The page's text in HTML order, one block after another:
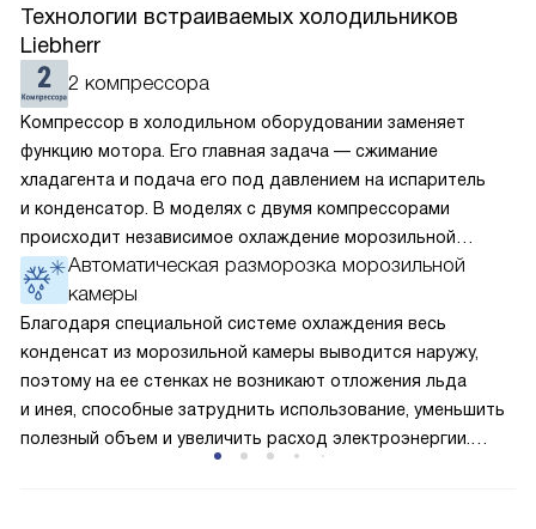
Технологии встраиваемых холодильников
Liebherr
2 компрессора
Компрессор в холодильном оборудовании заменяет
функцию мотора. Его главная задача — сжимание
хладагента и подача его под давлением на испаритель
и конденсатор. В моделях с двумя компрессорами
происходит независимое охлаждение морозильной
и холодильной камеры. В них можно отдельно друг
от друга выставить температуру. Поскольку каждый
элемент охлаждает только одно из отделений, его
мощность и, соответственно, энергоёмкость ниже, чем
у однокомпрессорного варианта.
Автоматическая разморозка морозильной
камеры
Благодаря специальной системе охлаждения весь
конденсат из морозильной камеры выводится наружу,
поэтому на ее стенках не возникают отложения льда
и инея, способные затруднить использование, уменьшить
полезный объем и увеличить расход электроэнергии.